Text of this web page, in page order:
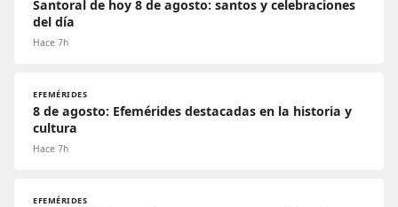
Santoral de hoy 8 de agosto: santos y celebraciones
del día
Hace 7h
EFEMÉRIDES
8 de agosto: Efemérides destacadas en la historia y
cultura
Hace 7h
EFEMÉRIDES